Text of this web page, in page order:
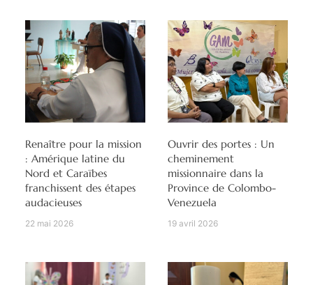
Renaître pour la mission
: Amérique latine du
Nord et Caraïbes
franchissent des étapes
audacieuses
22 mai 2026
Ouvrir des portes : Un
cheminement
missionnaire dans la
Province de Colombo-
Venezuela
19 avril 2026